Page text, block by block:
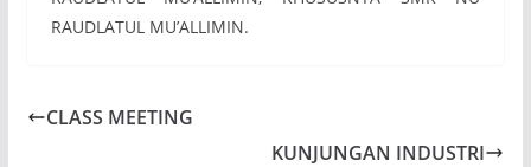
RAUDLATUL MU’ALLIMIN.
CLASS MEETING
KUNJUNGAN INDUSTRI